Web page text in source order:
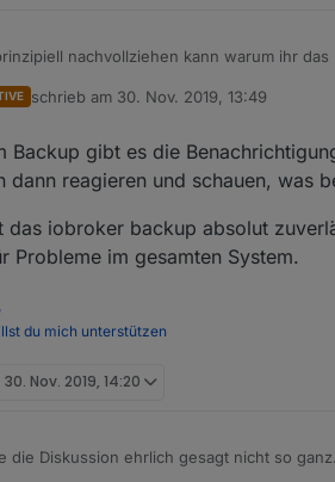
nachvollziehen kann warum ihr
Ich hatte vor einiger Zeit das Problem,
aber war unbrauchbar. Ich weiß nicht
Aufgefallen war es mir erst
wurde, aber unbrauchbar war.
Fall weiter Komplett sichern und bleibe
habe auch ohne den
schrieb am 30. Nov. 2019, 13:49
zuletzt editiert von
Backup gibt es die
dann reagieren und schauen, was
das iobroker backup absolut
Probleme im gesamten System.
du mich unterstützen
30. Nov. 2019, 14:20
die Diskussion ehrlich gesagt nicht so